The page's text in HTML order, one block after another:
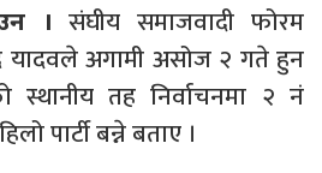
। संघीय समाजवादी फोरम
यादवले अगामी असोज २ गते हुन
स्थानीय तह निर्वाचनमा २ नं
पार्टी बन्ने बताए ।